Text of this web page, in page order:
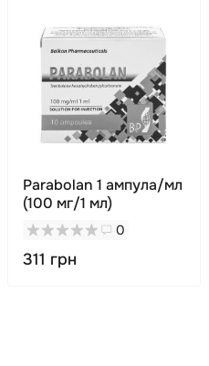
Parabolan 1 ампула/мл
(100 мг/1 мл)
0
311 грн